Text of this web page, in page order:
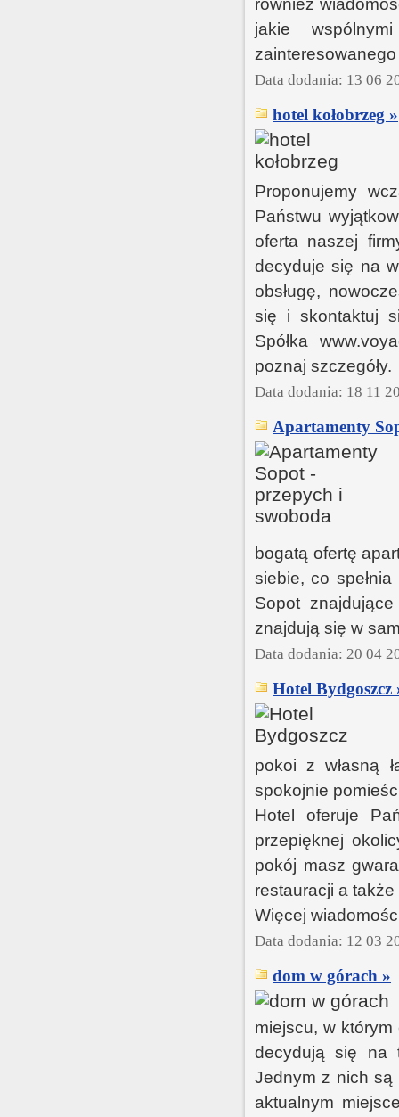
również
jakie
Data dodania: 13 06
hotel kołobrzeg »
Proponujemy
Państwu
oferta naszej
decyduje się na
obsługę,
się i skontaktuj
Spółka
poznaj szczegóły.
Data dodania: 18 11
Apartamenty
bogatą ofertę
siebie, co
Sopot
znajdują się w
Data dodania: 20 04
Hotel Bydgoszcz
pokoi z własną
spokojnie
Hotel oferuje
przepięknej
pokój masz
restauracji a
Więcej
Data dodania: 12 03
dom w górach »
miejscu, w
decydują się na
Jednym z nich są
aktualnym